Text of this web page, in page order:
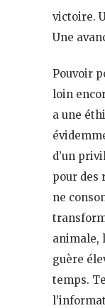
victoire.
Une
Pouvoir
loin
a une
d’un
pour des
ne
animale,
guère
temps.